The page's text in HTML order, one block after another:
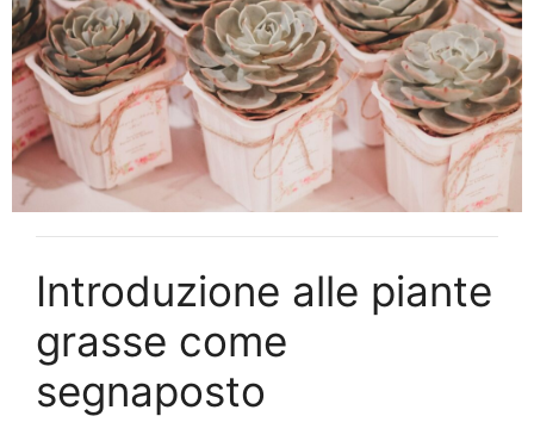
Introduzione alle piante
grasse come
segnaposto